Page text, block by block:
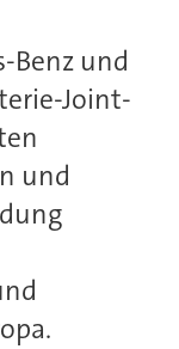
Benz und
Joint-
und